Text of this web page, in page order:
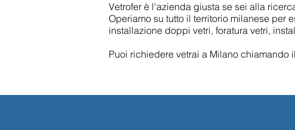
Vetrofer è l'azienda giusta se sei alla
Operiamo su tutto il territorio milanese per
installazione doppi vetri, foratura vetri,
Puoi richiedere vetrai a Milano